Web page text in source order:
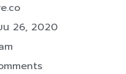
น 26, 2020